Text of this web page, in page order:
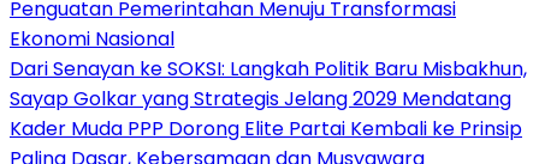
Penguatan Pemerintahan Menuju Transformasi
Ekonomi Nasional
Dari Senayan ke SOKSI: Langkah Politik Baru Misbakhun,
Sayap Golkar yang Strategis Jelang 2029 Mendatang
Kader Muda PPP Dorong Elite Partai Kembali ke Prinsip
Paling Dasar, Kebersamaan dan Musyawara